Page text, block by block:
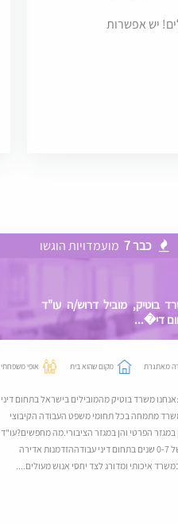
יש אפשרות
כבר 7 מועמדויות הוגשו
בוטיק, מוביל דרוש/ה עו"ד
די�...
מאתגרת מקום שהוא בית אופי משפחתי
משרד בוטיק מהמובילים בישראל בתחום דיני
מתמחה בכל תחומי משפט העבודה הקיבוצי
במגזר הפרטי והן במגזר הציבורי.מה מחפשים?עו"ד
עם ניסיון של 0-7 שנים בתחום דיני עבודההזדמנות אדירה
איכותי ומדורג לצד יחסי אנוש מעולים....